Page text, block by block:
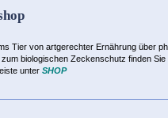
Tier von artgerechter Ernährung über
zum biologischen Zeckenschutz finden Sie
unter SHOP